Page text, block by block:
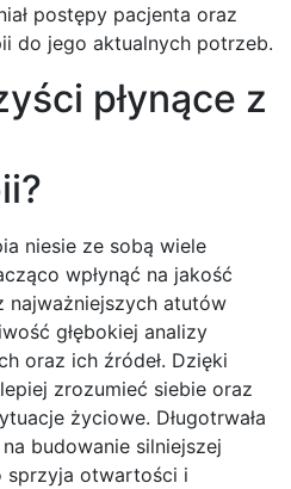
postępy pacjenta oraz
do jego aktualnych potrzeb.
płynące z
niesie ze sobą wiele
wpłynąć na jakość
najważniejszych atutów
głębokiej analizy
oraz ich źródeł. Dzięki
zrozumieć siebie oraz
życiowe. Długotrwała
budowanie silniejszej
sprzyja otwartości i